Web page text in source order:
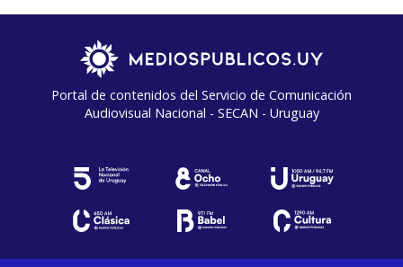
Portal de contenidos del Servicio de Comunicación
Audiovisual Nacional - SECAN - Uruguay